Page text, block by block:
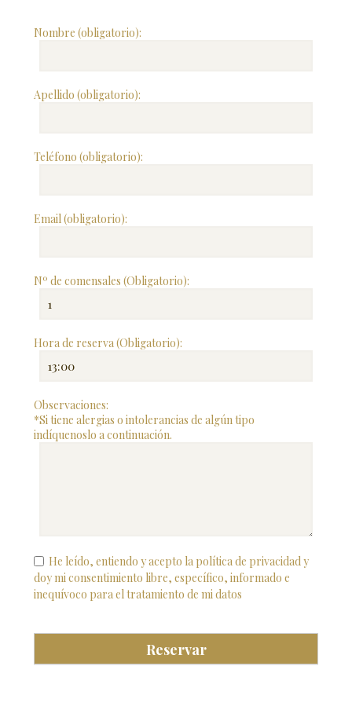
Nombre (obligatorio):
Apellido (obligatorio):
Teléfono (obligatorio):
Email (obligatorio):
Nº de comensales (Obligatorio):
Hora de reserva (Obligatorio):
Observaciones:
*Si tiene alergias o intolerancias de algún tipo
indíquenoslo a continuación.
He leído, entiendo y acepto la política de privacidad y
doy mi consentimiento libre, específico, informado e
inequívoco para el tratamiento de mi datos